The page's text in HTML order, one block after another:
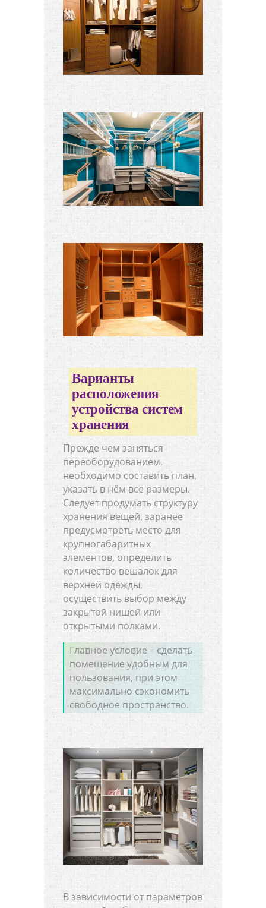
Варианты
расположения
устройства систем
хранения
Прежде чем заняться
переоборудованием,
необходимо составить план,
указать в нём все размеры.
Следует продумать структуру
хранения вещей, заранее
предусмотреть место для
крупногабаритных
элементов, определить
количество вешалок для
верхней одежды,
осуществить выбор между
закрытой нишей или
открытыми полками.
Главное условие – сделать
помещение удобным для
пользования, при этом
максимально сэкономить
свободное пространство.
В зависимости от параметров